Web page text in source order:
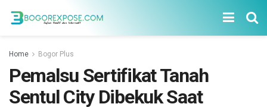
Home Bogor Plus
Pemalsu Sertifikat Tanah
Sentul City Dibekuk Saat